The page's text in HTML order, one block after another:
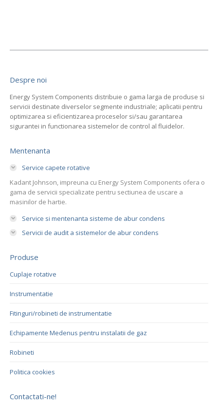
Despre noi
Energy System Components distribuie o gama larga de produse si
servicii destinate diverselor segmente industriale; aplicatii pentru
optimizarea si eficientizarea proceselor si/sau garantarea
sigurantei in functionarea sistemelor de control al fluidelor.
Mentenanta
Service capete rotative
Kadant Johnson, impreuna cu Energy System Components ofera o
gama de servicii specializate pentru sectiunea de uscare a
masinilor de hartie.
Service si mentenanta sisteme de abur condens
Servicii de audit a sistemelor de abur condens
Produse
Cuplaje rotative
Instrumentatie
Fitinguri/robineti de instrumentatie
Echipamente Medenus pentru instalatii de gaz
Robineti
Politica cookies
Contactati-ne!